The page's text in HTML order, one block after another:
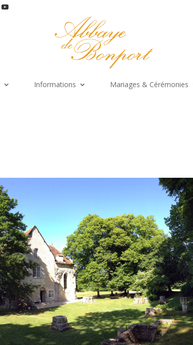
Informations Mariages & Cérémonies